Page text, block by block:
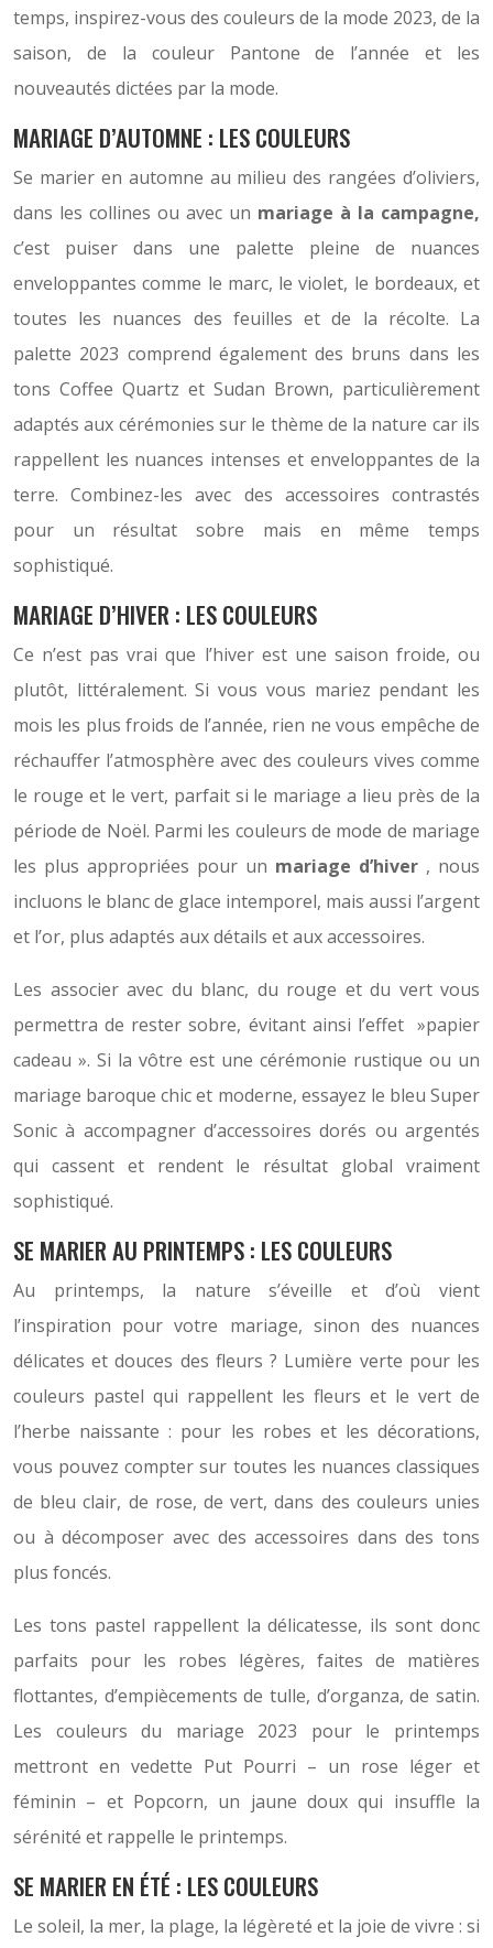
temps, inspirez-vous des couleurs de la mode 2023, de la
saison, de la couleur Pantone de l’année et les
nouveautés dictées par la mode.
MARIAGE D’AUTOMNE : LES COULEURS
Se marier en automne au milieu des rangées d’oliviers,
dans les collines ou avec un mariage à la campagne,
c’est puiser dans une palette pleine de nuances
enveloppantes comme le marc, le violet, le bordeaux, et
toutes les nuances des feuilles et de la récolte. La
palette 2023 comprend également des bruns dans les
tons Coffee Quartz et Sudan Brown, particulièrement
adaptés aux cérémonies sur le thème de la nature car ils
rappellent les nuances intenses et enveloppantes de la
terre. Combinez-les avec des accessoires contrastés
pour un résultat sobre mais en même temps
sophistiqué.
MARIAGE D’HIVER : LES COULEURS
Ce n’est pas vrai que l’hiver est une saison froide, ou
plutôt, littéralement. Si vous vous mariez pendant les
mois les plus froids de l’année, rien ne vous empêche de
réchauffer l’atmosphère avec des couleurs vives comme
le rouge et le vert, parfait si le mariage a lieu près de la
période de Noël. Parmi les couleurs de mode de mariage
les plus appropriées pour un mariage d’hiver , nous
incluons le blanc de glace intemporel, mais aussi l’argent
et l’or, plus adaptés aux détails et aux accessoires.
Les associer avec du blanc, du rouge et du vert vous
permettra de rester sobre, évitant ainsi l’effet »papier
cadeau ». Si la vôtre est une cérémonie rustique ou un
mariage baroque chic et moderne, essayez le bleu Super
Sonic à accompagner d’accessoires dorés ou argentés
qui cassent et rendent le résultat global vraiment
sophistiqué.
SE MARIER AU PRINTEMPS : LES COULEURS
Au printemps, la nature s’éveille et d’où vient
l’inspiration pour votre mariage, sinon des nuances
délicates et douces des fleurs ? Lumière verte pour les
couleurs pastel qui rappellent les fleurs et le vert de
l’herbe naissante : pour les robes et les décorations,
vous pouvez compter sur toutes les nuances classiques
de bleu clair, de rose, de vert, dans des couleurs unies
ou à décomposer avec des accessoires dans des tons
plus foncés.
Les tons pastel rappellent la délicatesse, ils sont donc
parfaits pour les robes légères, faites de matières
flottantes, d’empiècements de tulle, d’organza, de satin.
Les couleurs du mariage 2023 pour le printemps
mettront en vedette Put Pourri – un rose léger et
féminin – et Popcorn, un jaune doux qui insuffle la
sérénité et rappelle le printemps.
SE MARIER EN ÉTÉ : LES COULEURS
Le soleil, la mer, la plage, la légèreté et la joie de vivre : si